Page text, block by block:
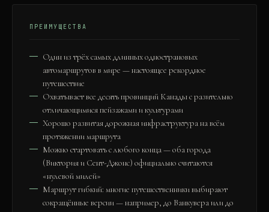
ПРЕИМУЩЕСТВА
Один из трёх самых длинных однострановых
автомаршрутов в мире — настоящее рекордное
путешествие
Охватывает все десять провинций Канады с разительно
отличающимися пейзажами и культурами
Хорошо развитая дорожная инфраструктура на всём
протяжении маршрута
Можно стартовать с любого конца — оба города
(Виктория и Сент-Джонс) официально считаются
«нулевой милей»
Маршрут гибкий: многие путешественники выбирают
сокращённые версии — например, до Ванкувера или до